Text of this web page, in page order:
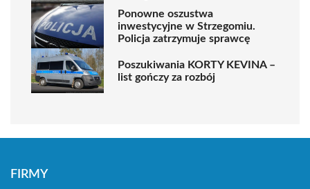
Ponowne oszustwa
inwestycyjne w Strzegomiu.
Policja zatrzymuje sprawcę
Poszukiwania KORTY KEVINA –
list gończy za rozbój
FIRMY